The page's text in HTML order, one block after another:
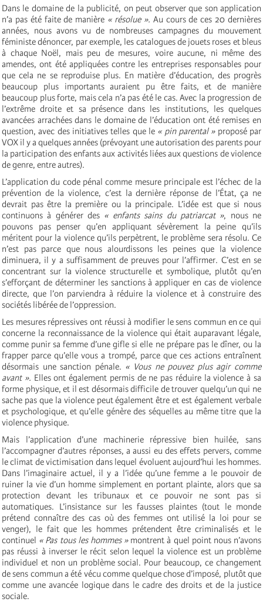
Dans le domaine de la publicité, on peut observer que son application
n’a pas été faite de manière « résolue ». Au cours de ces 20 dernières
années, nous avons vu de nombreuses campagnes du mouvement
féministe dénoncer, par exemple, les catalogues de jouets roses et bleus
à chaque Noël, mais peu de mesures, voire aucune, ni même des
amendes, ont été appliquées contre les entreprises responsables pour
que cela ne se reproduise plus. En matière d’éducation, des progrès
beaucoup plus importants auraient pu être faits, et de manière
beaucoup plus forte, mais cela n’a pas été le cas. Avec la progression de
l’extrême droite et sa présence dans les institutions, les quelques
avancées arrachées dans le domaine de l’éducation ont été remises en
question, avec des initiatives telles que le « pin parental »proposé par
VOX il y a quelques années (prévoyant une autorisation des parents pour
la participation des enfants aux activités liées aux questions de violence
de genre, entre autres).
L’application du code pénal comme mesure principale est l’échec de la
prévention de la violence, c’est la dernière réponse de l’État, ça ne
devrait pas être la première ou la principale. L’idée est que si nous
continuons à générer des « enfants sains du patriarcat », nous ne
pouvons pas penser qu’en appliquant sévèrement la peine qu’ils
méritent pour la violence qu’ils perpètrent, le problème sera résolu. Ce
n’est pas parce que nous alourdissons les peines que la violence
diminuera, il y a suffisamment de preuves pour l’affirmer. C’est en se
concentrant sur la violence structurelle et symbolique, plutôt qu’en
s’efforçant de déterminer les sanctions à appliquer en cas de violence
directe, que l’on parviendra à réduire la violence et à construire des
sociétés libérée de l’oppression.
Les mesures répressives ont réussi à modifier le sens commun en ce qui
concerne la reconnaissance de la violence qui était auparavant légale,
comme punir sa femme d’une gifle si elle ne prépare pas le dîner, ou la
frapper parce qu’elle vous a trompé, parce que ces actions entraînent
désormais une sanction pénale. « Vous ne pouvez plus agir comme
avant ». Elles ont également permis de ne pas réduire la violence à sa
forme physique, et il est désormais difficile de trouver quelqu’un qui ne
sache pas que la violence peut également être et est également verbale
et psychologique, et qu’elle génère des séquelles au même titre que la
violence physique.
Mais l’application d’une machinerie répressive bien huilée, sans
l’accompagner d’autres réponses, a aussi eu des effets pervers, comme
le climat de victimisation dans lequel évoluent aujourd’hui les hommes.
Dans l’imaginaire actuel, il y a l’idée qu’une femme a le pouvoir de
ruiner la vie d’un homme simplement en portant plainte, alors que sa
protection devant les tribunaux et ce pouvoir ne sont pas si
automatiques. L’insistance sur les fausses plaintes (tout le monde
prétend connaître des cas où des femmes ont utilisé la loi pour se
venger), le fait que les hommes prétendent être criminalisés et le
continuel « Pas tous les hommes »montrent à quel point nous n’avons
pas réussi à inverser le récit selon lequel la violence est un problème
individuel et non un problème social. Pour beaucoup, ce changement
de sens commun a été vécu comme quelque chose d’imposé, plutôt que
comme une avancée logique dans le cadre des droits et de la justice
sociale.